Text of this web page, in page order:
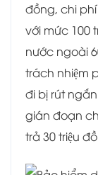
đồng, chi phí
với mức 100
nước ngoài
trách nhiệm
đi bị rút
gián đoạn
trả 30 triệu